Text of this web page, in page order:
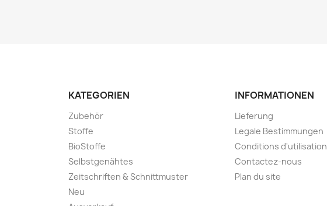
KATEGORIEN
Zubehör
Stoffe
BioStoffe
Selbstgenähtes
Zeitschriften & Schnittmuster
Neu
INFORMATIONEN
Lieferung
Legale Bestimmungen
Conditions d'utilisation
Contactez-nous
Plan du site